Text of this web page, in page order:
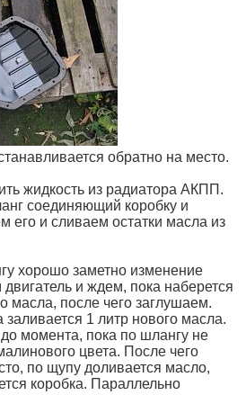
обратно на место.
жидкость из радиатора АКПП.
соединяющий коробку и
его и сливаем остатки масла из
хорошо заметно изменение
и ждем, пока наберется
масла, после чего заглушаем.
1 литр нового масла.
момента, пока по шлангу не
цвета. После чего
по щупу доливается масло,
коробка. Параллельно